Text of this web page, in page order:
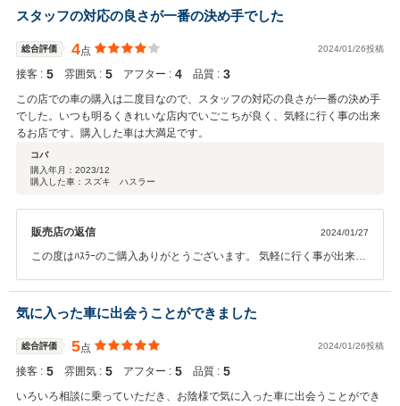
よろしくお願いいたします。
スタッフの対応の良さが一番の決め手でした
総合評価 4点 2024/01/26投稿
接客 : 5 雰囲気 : 5 アフター : 4 品質 : 3
この店での車の購入は二度目なので、スタッフの対応の良さが一番の決め手
でした。いつも明るくきれいな店内でいごこちが良く、気軽に行く事の出来
るお店です。購入した車は大満足です。
コバ
購入年月： 2023/12
購入した車：スズキ ハスラー
販売店の返信 2024/01/27
この度はﾊｽﾗｰのご購入ありがとうございます。 気軽に行く事が出来る
誉め言葉 ありがとうございます。これからもｽﾀｯﾌ一同より一層頑張り
ますので、どうぞよろしくお願いいたします。 ﾒﾝﾃﾅﾝｽもお待ちしてお
ります！
気に入った車に出会うことができました
総合評価 5点 2024/01/26投稿
接客 : 5 雰囲気 : 5 アフター : 5 品質 : 5
いろいろ相談に乗っていただき、お陰様で気に入った車に出会うことができ